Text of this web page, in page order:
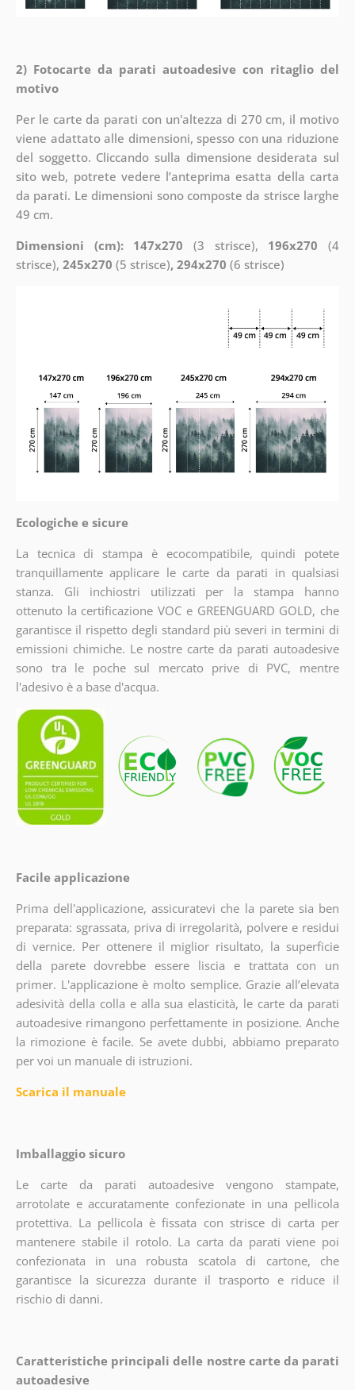
2) Fotocarte da parati autoadesive con ritaglio del
motivo
Per le carte da parati con un'altezza di 270 cm, il motivo
viene adattato alle dimensioni, spesso con una riduzione
del soggetto. Cliccando sulla dimensione desiderata sul
sito web, potrete vedere l’anteprima esatta della carta
da parati. Le dimensioni sono composte da strisce larghe
49 cm.
Dimensioni (cm): 147x270 (3 strisce), 196x270 (4
strisce), 245x270 (5 strisce), 294x270 (6 strisce)
Ecologiche e sicure
La tecnica di stampa è ecocompatibile, quindi potete
tranquillamente applicare le carte da parati in qualsiasi
stanza. Gli inchiostri utilizzati per la stampa hanno
ottenuto la certificazione VOC e GREENGUARD GOLD, che
garantisce il rispetto degli standard più severi in termini di
emissioni chimiche. Le nostre carte da parati autoadesive
sono tra le poche sul mercato prive di PVC, mentre
l'adesivo è a base d'acqua.
Facile applicazione
Prima dell'applicazione, assicuratevi che la parete sia ben
preparata: sgrassata, priva di irregolarità, polvere e residui
di vernice. Per ottenere il miglior risultato, la superficie
della parete dovrebbe essere liscia e trattata con un
primer. L'applicazione è molto semplice. Grazie all’elevata
adesività della colla e alla sua elasticità, le carte da parati
autoadesive rimangono perfettamente in posizione. Anche
la rimozione è facile. Se avete dubbi, abbiamo preparato
per voi un manuale di istruzioni.
Scarica il manuale
Imballaggio sicuro
Le carte da parati autoadesive vengono stampate,
arrotolate e accuratamente confezionate in una pellicola
protettiva. La pellicola è fissata con strisce di carta per
mantenere stabile il rotolo. La carta da parati viene poi
confezionata in una robusta scatola di cartone, che
garantisce la sicurezza durante il trasporto e riduce il
rischio di danni.
Caratteristiche principali delle nostre carte da parati
autoadesive